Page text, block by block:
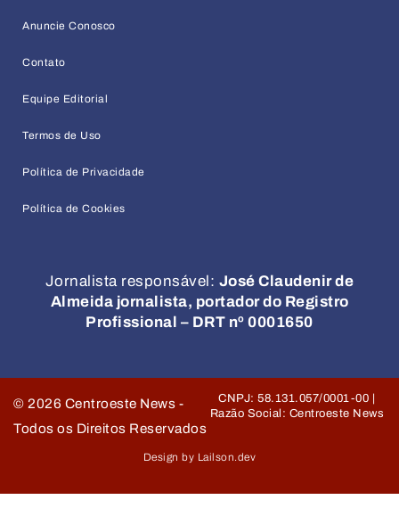
Anuncie Conosco
Contato
Equipe Editorial
Termos de Uso
Política de Privacidade
Política de Cookies
Jornalista responsável: José Claudenir de
Almeida jornalista, portador do Registro
Profissional – DRT nº 0001650
© 2026 Centroeste News -
Todos os Direitos Reservados
CNPJ: 58.131.057/0001-00 |
Razão Social: Centroeste News
Design by Lailson.dev